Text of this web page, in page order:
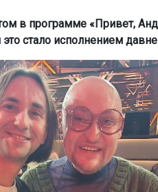
в программе «Привет,
стало исполнением